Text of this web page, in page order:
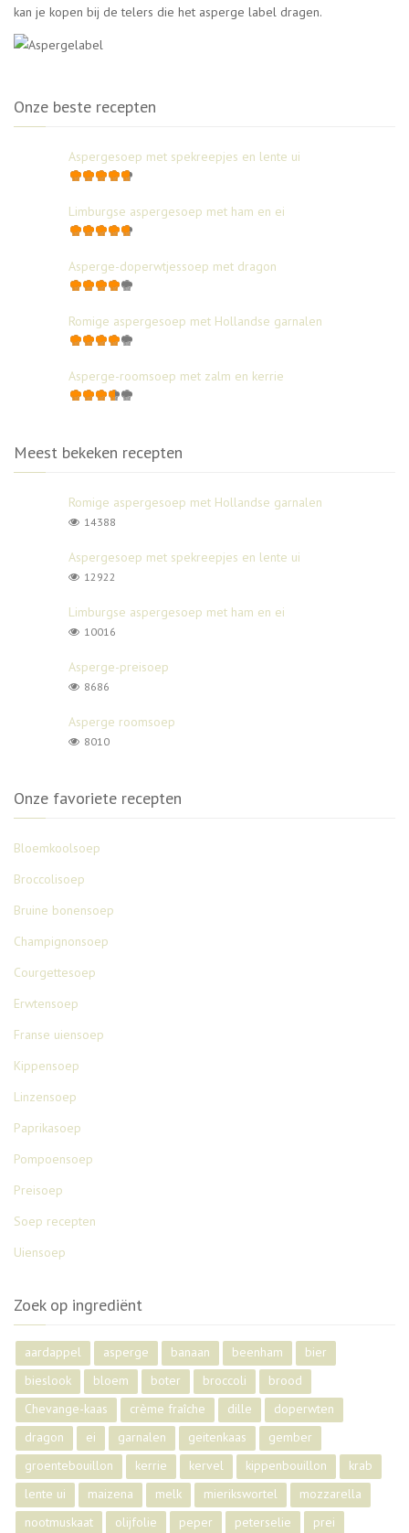
kan je kopen bij de telers die het asperge label dragen.
Onze beste recepten
Aspergesoep met spekreepjes en lente ui
Limburgse aspergesoep met ham en ei
Asperge-doperwtjessoep met dragon
Romige aspergesoep met Hollandse garnalen
Asperge-roomsoep met zalm en kerrie
Meest bekeken recepten
Romige aspergesoep met Hollandse garnalen
14388
Aspergesoep met spekreepjes en lente ui
12922
Limburgse aspergesoep met ham en ei
10016
Asperge-preisoep
8686
Asperge roomsoep
8010
Onze favoriete recepten
Bloemkoolsoep
Broccolisoep
Bruine bonensoep
Champignonsoep
Courgettesoep
Erwtensoep
Franse uiensoep
Kippensoep
Linzensoep
Paprikasoep
Pompoensoep
Preisoep
Soep recepten
Uiensoep
Zoek op ingrediënt
aardappel asperge banaan beenham
bier
bieslook
bloem boter broccoli
brood
Chevange-kaas
crème fraîche dille
doperwten
dragon
ei garnalen geitenkaas
gember
groentebouillon
kerrie kervel kippenbouillon
krab
lente ui
maizena melk mierikswortel
mozzarella
nootmuskaat
olijfolie peper peterselie prei